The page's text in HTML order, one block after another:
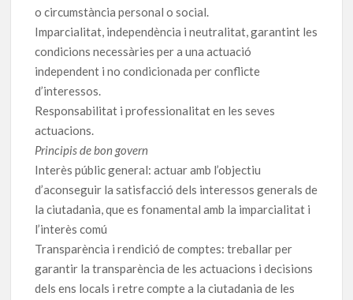
o circumstància personal o social.
Imparcialitat, independència i neutralitat, garantint les
condicions necessàries per a una actuació
independent i no condicionada per conflicte
d’interessos.
Responsabilitat i professionalitat en les seves
actuacions.
Principis de bon govern
Interès públic general: actuar amb l’objectiu
d’aconseguir la satisfacció dels interessos generals de
la ciutadania, que es fonamental amb la imparcialitat i
l’interès comú
Transparència i rendició de comptes: treballar per
garantir la transparència de les actuacions i decisions
dels ens locals i retre compte a la ciutadania de les